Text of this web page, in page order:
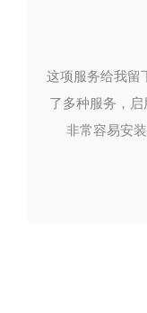
这项服务给我留
了多种服务，
非常容易安